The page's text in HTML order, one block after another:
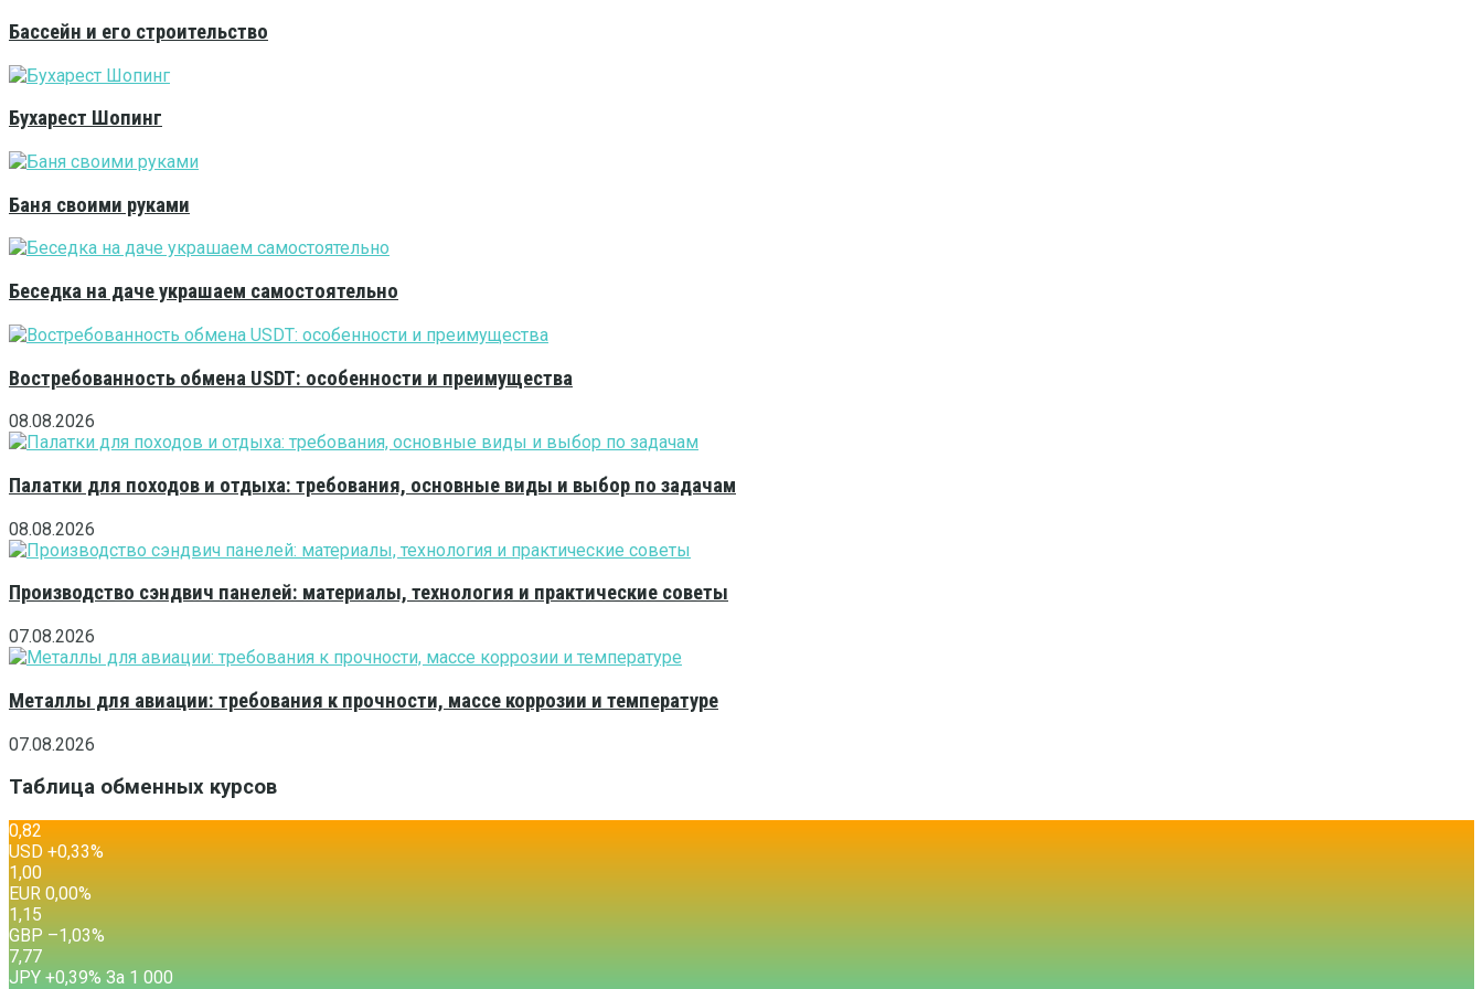
Бассейн и его строительство
Бухарест Шопинг
Баня своими руками
Беседка на даче украшаем самостоятельно
Востребованность обмена USDT: особенности и преимущества
08.08.2026
Палатки для походов и отдыха: требования, основные виды и выбор по задачам
08.08.2026
Производство сэндвич панелей: материалы, технология и практические советы
07.08.2026
Металлы для авиации: требования к прочности, массе коррозии и температуре
07.08.2026
Таблица обменных курсов
0,82
USD +0,33%
1,00
EUR 0,00%
1,15
GBP –1,03%
7,77
JPY +0,39% За 1 000